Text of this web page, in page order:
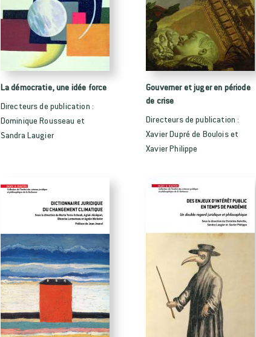
La démocratie, une idée force
Directeurs de publication :
Dominique Rousseau et
Sandra Laugier
Gouverner et juger en période
de crise
Directeurs de publication :
Xavier Dupré de Boulois et
Xavier Philippe